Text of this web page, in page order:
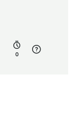
0